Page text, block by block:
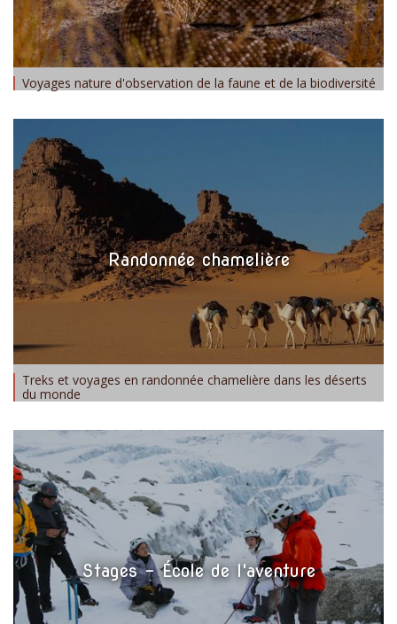
Voyages nature d'observation de la faune et de la biodiversité
Randonnée chamelière
Treks et voyages en randonnée chamelière dans les déserts
du monde
Stages - École de l'aventure